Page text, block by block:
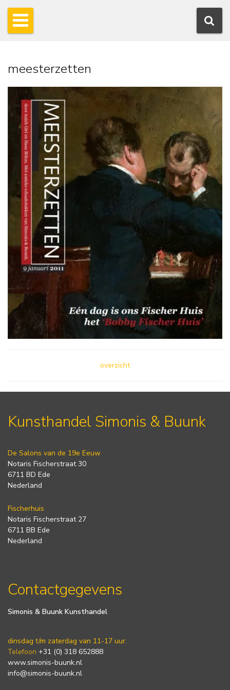
meesterzetten
overzicht
Kunsthandel Simonis & Buunk
De Salons van de 19e Eeuw
Notaris Fischerstraat 30
6711 BD Ede
Nederland
Fischerhuis
Notaris Fischerstraat 27
6711 BB Ede
Nederland
Contactgegevens
Simonis & Buunk Kunsthandel
dinsdag t/m zaterdag van 11-17 uur.
Telefoon +31 (0) 318 652888
www.simonis-buunk.nl
info@simonis-buunk.nl